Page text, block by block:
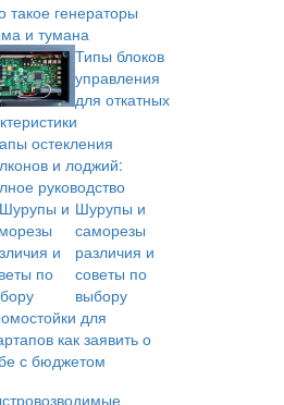
такое генераторы
и тумана
Типы блоков
управления
для откатных
остекления
и лоджий:
руководство
Шурупы и
саморезы
различия и
советы по
выбору
для
как заявить о
с бюджетом